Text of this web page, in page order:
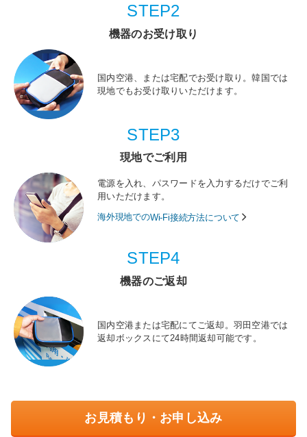
STEP2
機器のお受け取り
国内空港、または宅配でお受け取り。韓国では
現地でもお受け取りいただけます。
STEP3
現地でご利用
電源を入れ、パスワードを入力するだけでご利
用いただけます。
海外現地でのWi-Fi接続方法について
STEP4
機器のご返却
国内空港または宅配にてご返却。羽田空港では
返却ボックスにて24時間返却可能です。
お見積もり・お申し込み